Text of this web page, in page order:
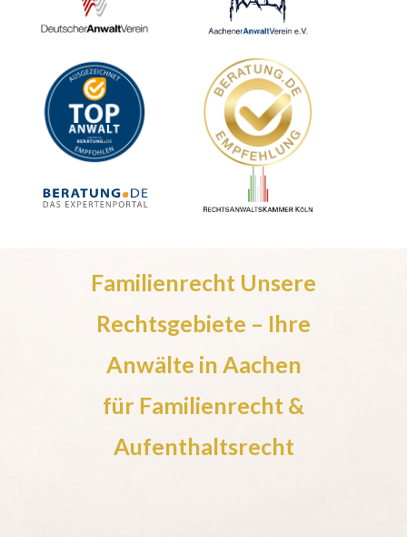
Familienrecht Unsere
Rechtsgebiete – Ihre
Anwälte in Aachen
für Familienrecht &
Aufenthaltsrecht